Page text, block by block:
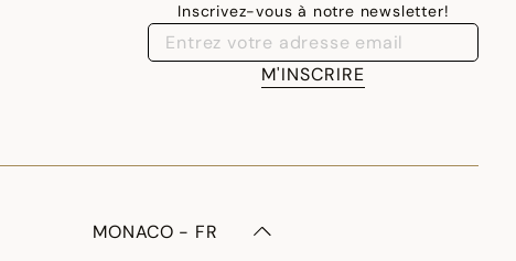
Inscrivez-vous à notre newsletter!
M'INSCRIRE
MONACO - FR